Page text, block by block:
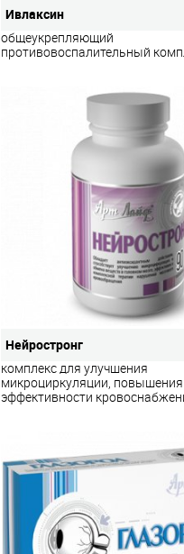
Ивлаксин
общеукрепляющий
противовоспалительный
Нейростронг
комплекс для улучшения
микроциркуляции, повышения
эффективности